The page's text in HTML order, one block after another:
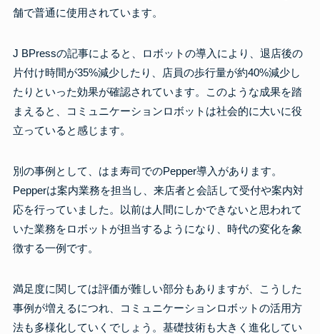
舗で普通に使用されています。
J BPressの記事によると、ロボットの導入により、退店後の
片付け時間が35%減少したり、店員の歩行量が約40%減少し
たりといった効果が確認されています。このような成果を踏
まえると、コミュニケーションロボットは社会的に大いに役
立っていると感じます。
別の事例として、はま寿司でのPepper導入があります。
Pepperは案内業務を担当し、来店者と会話して受付や案内対
応を行っていました。以前は人間にしかできないと思われて
いた業務をロボットが担当するようになり、時代の変化を象
徴する一例です。
満足度に関しては評価が難しい部分もありますが、こうした
事例が増えるにつれ、コミュニケーションロボットの活用方
法も多様化していくでしょう。基礎技術も大きく進化してい